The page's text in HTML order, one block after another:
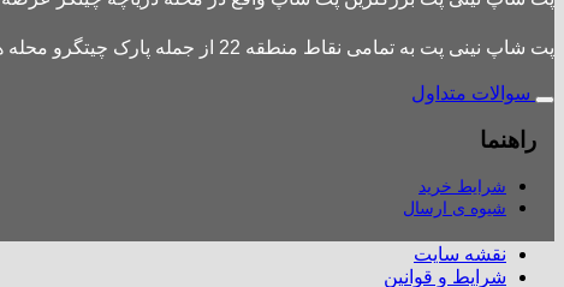
پت شاپ نینی پت به تمامی نقاط منطقه 22 از جمله پارک چیتگرو محله های اطراف ،شهرک باقری، دهکده المپیک ، شهرک خرازی، بلوار کوهک، شهرک چیتگر ، دریاچه چیتگر و تمامی نقاط تهران ارسال دارد.
سوالات متداول
راهنما
شرایط خرید
شیوه ی ارسال
نقشه سایت
شرایط و قوانین